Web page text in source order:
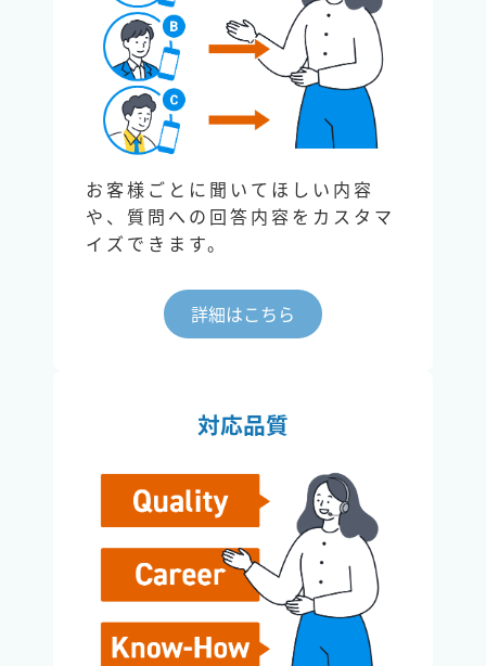
お客様ごとに聞いてほしい内容
や、質問への回答内容をカスタマ
イズできます。
詳細はこちら
対応品質